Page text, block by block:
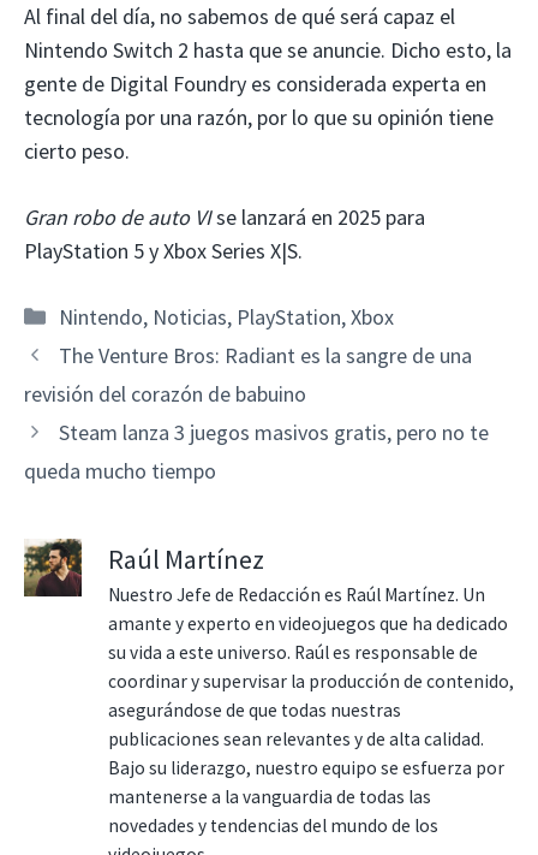
Al final del día, no sabemos de qué será capaz el
Nintendo Switch 2 hasta que se anuncie. Dicho esto, la
gente de Digital Foundry es considerada experta en
tecnología por una razón, por lo que su opinión tiene
cierto peso.
Gran robo de auto VIse lanzará en 2025 para
PlayStation 5 y Xbox Series X|S.
Categorías
Nintendo, Noticias, PlayStation,Xbox
The Venture Bros: Radiant es la sangre de una
revisión del corazón de babuino
Steam lanza 3 juegos masivos gratis, pero no te
queda mucho tiempo
Raúl Martínez
Nuestro Jefe de Redacción es Raúl Martínez. Un
amante y experto en videojuegos que ha dedicado
su vida a este universo. Raúl es responsable de
coordinar y supervisar la producción de contenido,
asegurándose de que todas nuestras
publicaciones sean relevantes y de alta calidad.
Bajo su liderazgo, nuestro equipo se esfuerza por
mantenerse a la vanguardia de todas las
novedades y tendencias del mundo de los